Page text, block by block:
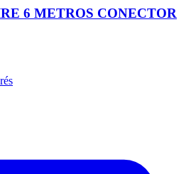
6 METROS CONECTOR